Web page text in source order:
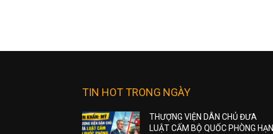
TIN HOT TRONG NGÀY
THƯỢNG VIỆN DÂN CHỦ ĐƯA
LUẬT CẤM BỘ QUỐC PHÒNG HẠN